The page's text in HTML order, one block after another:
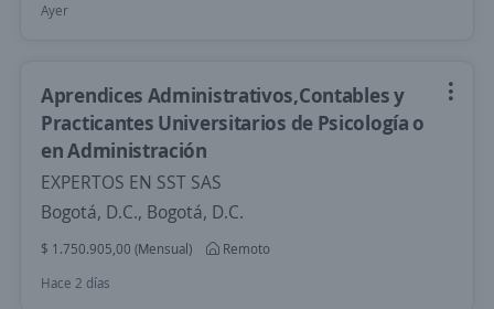
Ayer
Aprendices Administrativos,Contables y
Practicantes Universitarios de Psicología o
en Administración
EXPERTOS EN SST SAS
Bogotá, D.C., Bogotá, D.C.
$ 1.750.905,00 (Mensual)
Remoto
Hace 2 días